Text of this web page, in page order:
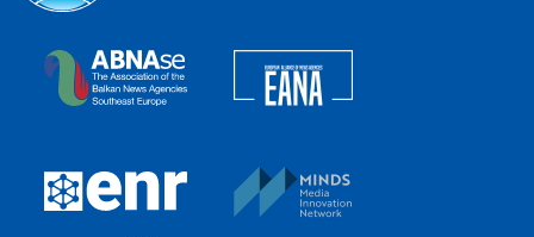
The Assocoation of the Balkan News Agencies
European Newsroom